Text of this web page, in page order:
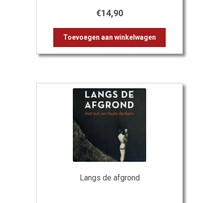
€14,90
Toevoegen aan winkelwagen
Langs de afgrond